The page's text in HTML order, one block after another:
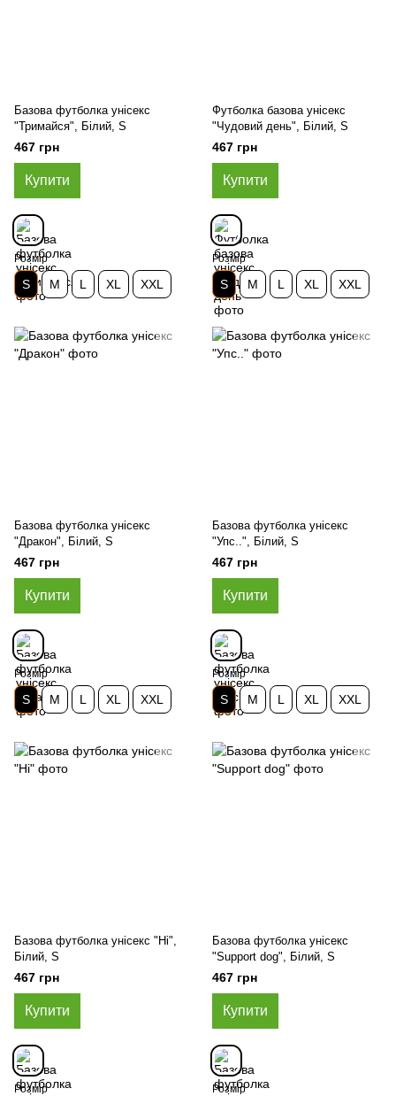
Базова футболка унісекс
"Тримайся", Білий, S
467 грн
Купити
Розмір
S M L XL XXL
Футболка базова унісекс
"Чудовий день", Білий, S
467 грн
Купити
Розмір
S M L XL XXL
Базова футболка унісекс
"Дракон", Білий, S
467 грн
Купити
Розмір
S M L XL XXL
Базова футболка унісекс
"Упс..", Білий, S
467 грн
Купити
Розмір
S M L XL XXL
Базова футболка унісекс "Ні",
Білий, S
467 грн
Купити
Розмір
Базова футболка унісекс
"Support dog", Білий, S
467 грн
Купити
Розмір